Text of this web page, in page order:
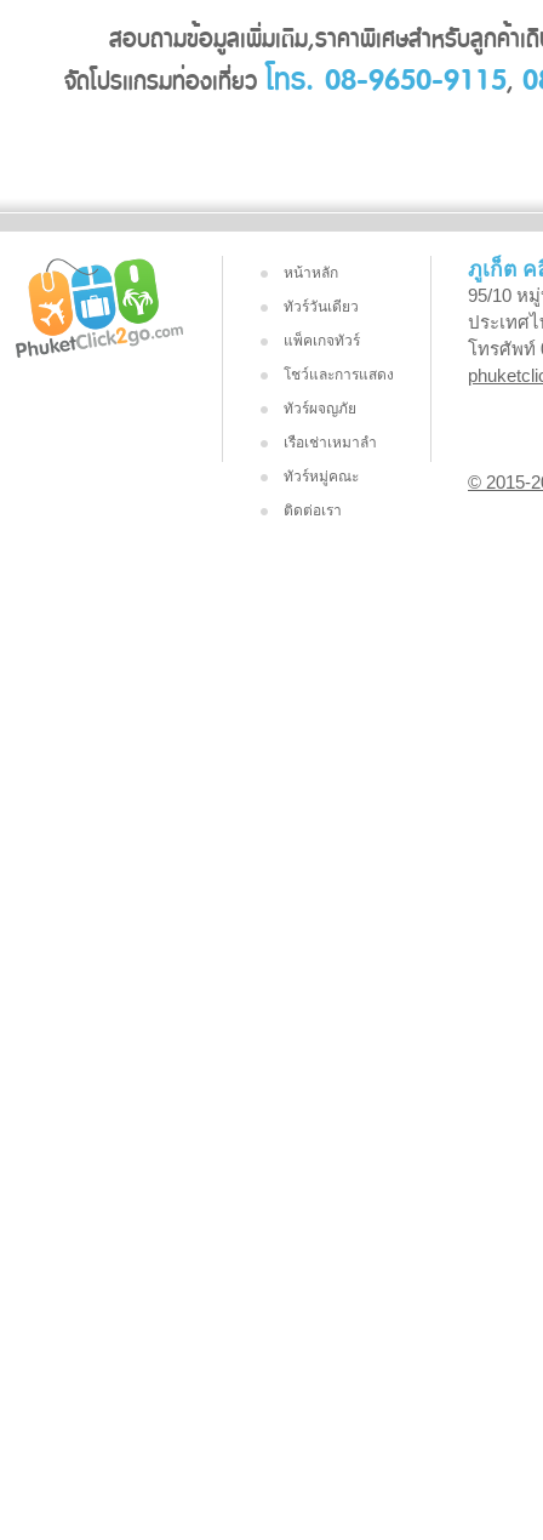
สอบถามข้อมูลเพิ่มเติม,ราคาพิเศษสำหรับลูกค้าเ
จัดโปรแกรมท่องเที่ยว โทร. 08-9650-9115,
หน้าหลัก
ทัวร์วันเดียว
แพ็คเกจทัวร์
โชว์และการแสดง
ทัวร์ผจญภัย
เรือเช่าเหมาลำ
ทัวร์หมู่คณะ
ติดต่อเรา
ภูเก็ต
95/10 ห
ประเทศ
โทรศัพท์
© 2015-